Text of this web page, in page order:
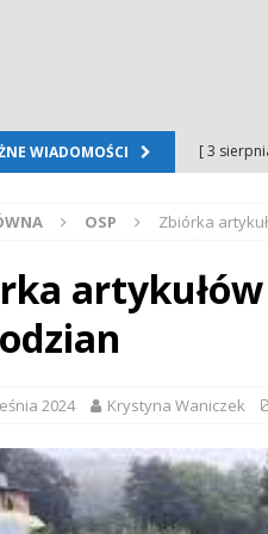
WIADOMOŚCI [ 3
[ 2
[ 2
Folkloru
OSP Zbiórka
2024 Krystyna Waniczek